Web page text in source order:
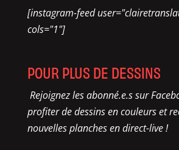
[instagram-feed
cols="1"]
POUR PLUS DE DESSINS
Rejoignez les abonné.e.s sur
profiter de dessins en couleurs et
nouvelles planches en direct-live !